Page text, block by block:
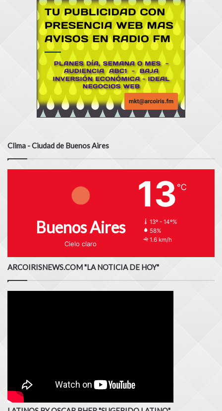
Clima - Ciudad de Buenos Aires
Buenos Aires
Cielo claro
13 ℃
13º - 14º%
58%
1.6 km/h
ARCOIRISNEWS.COM "LA NOTICIA DE HOY"